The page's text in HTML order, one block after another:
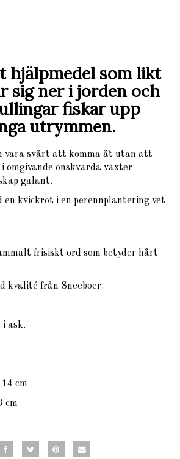
hjälpmedel som likt
sig ner i jorden och
fiskar upp
utrymmen.
vara svårt att komma åt utan att
omgivande önskvärda växter
galant.
kvickrot i en perennplantering vet
frisiskt ord som betyder hårt
kvalité från Sneeboer.
ask.
cm
cm